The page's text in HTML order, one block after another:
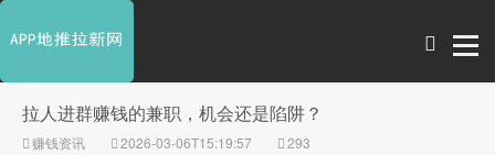
拉人进群赚钱的兼职，机会还是陷阱？
赚钱资讯 2026-03-06T15:19:57 293